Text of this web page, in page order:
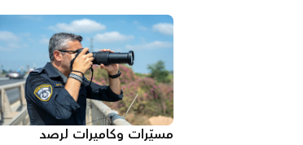
مسيّرات وكاميرات لرصد